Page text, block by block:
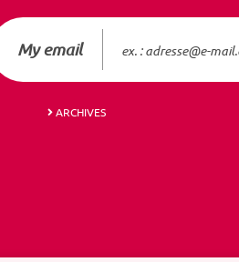
My email
ARCHIVES